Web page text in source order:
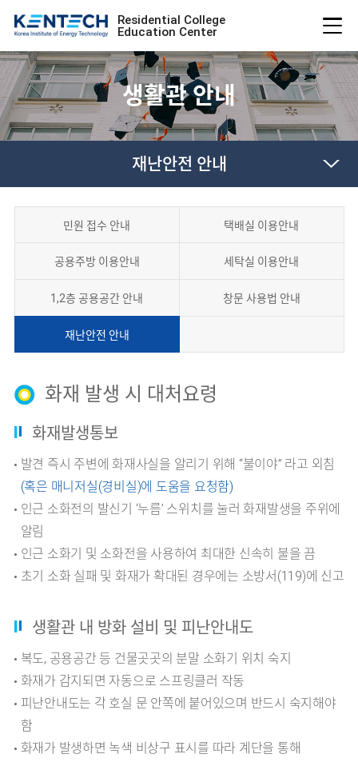
Residential College
Education Center
생활관 안내
재난안전 안내
민원 접수 안내 택배실 이용안내
공용주방 이용안내 세탁실 이용안내
1,2층 공용공간 안내 창문 사용법 안내
재난안전 안내
화재 발생 시 대처요령
화재발생통보
발견 즉시 주변에 화재사실을 알리기 위해 “불이야” 라고 외침
(혹은 매니저실(경비실)에 도움을 요청함)
인근 소화전의 발신기 ‘누름’ 스위치를 눌러 화재발생을 주위에
알림
인근 소화기 및 소화전을 사용하여 최대한 신속히 불을 끔
초기 소화 실패 및 화재가 확대된 경우에는 소방서(119)에 신고
생활관 내 방화 설비 및 피난안내도
복도, 공용공간 등 건물곳곳의 분말 소화기 위치 숙지
화재가 감지되면 자동으로 스프링클러 작동
피난안내도는 각 호실 문 안쪽에 붙어있으며 반드시 숙지해야
함
화재가 발생하면 녹색 비상구 표시를 따라 계단을 통해